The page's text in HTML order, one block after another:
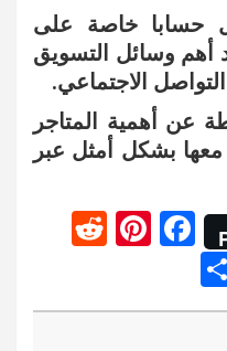
حسابا خاصة على
أهم وسائل التسويق
الاجتماعي.
عن أهمية المتاجر
معها بشكل أمثل عبر
F
ce
Pi
er
d
E
h